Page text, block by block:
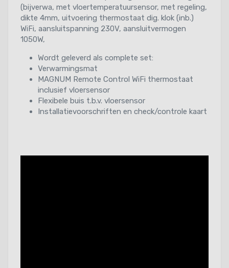
(bijverwa, met vloertemperatuursensor, met regeling,
dikte 4mm, uitvoering thermostaat dig. klok (inb.)
WiFi, aansluitspanning 230V, aansluitvermogen
1050W,
Wordt geleverd als complete set:
Verwarmingsmat
MAGNUM Remote Control WiFi thermostaat
inclusief vloersensor
Flexibele buis t.b.v. vloersensor
Installatievoorschriften en check/controle kaart